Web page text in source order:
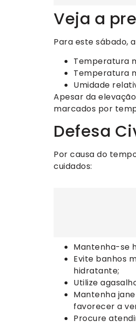
Veja a
Para este sábado,
Temperatura
Temperatura
Umidade
Apesar da
marcados por
Defesa
Por causa do
cuidados:
Mantenha-se
Evite banhos
hidratante;
Utilize
Mantenha
favorecer a
Procure